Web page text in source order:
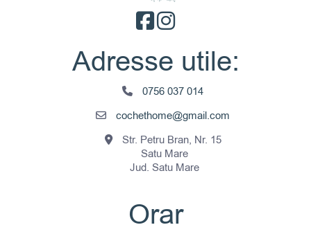
Adresse utile:
0756 037 014
cochethome@gmail.com
Str. Petru Bran, Nr. 15
Satu Mare
Jud. Satu Mare
Orar